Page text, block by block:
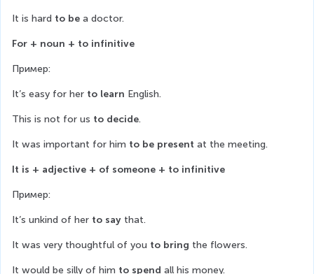
It is hard to be a doctor.
For + noun + to infinitive
Пример:
It’s easy for her to learn English.
This is not for us to decide.
It was important for him to be present at the meeting.
It is + adjective + of someone + to infinitive
Пример:
It’s unkind of her to say that.
It was very thoughtful of you to bring the flowers.
It would be silly of him to spend all his money.